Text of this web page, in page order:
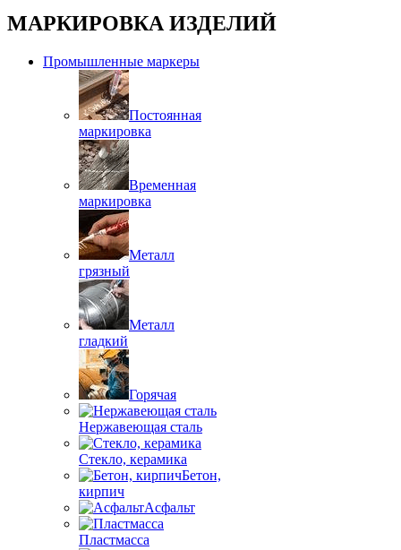
МАРКИРОВКА ИЗДЕЛИЙ
Промышленные маркеры
Постоянная
маркировка
Временная
маркировка
Металл
грязный
Металл
гладкий
Горячая
Нержавеющая сталь
Стекло, керамика
Бетон,
кирпич
Асфальт
Пластмасса